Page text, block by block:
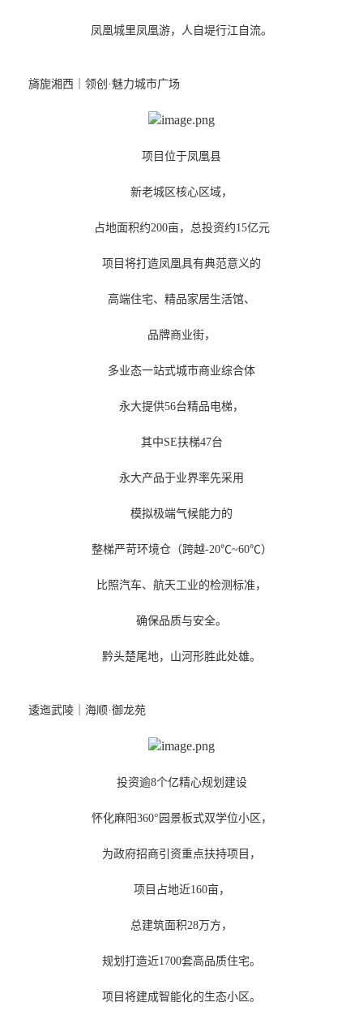
凤凰城里凤凰游，人自堤行江自流。
旖旎湘西｜领创·魅力城市广场
项目位于凤凰县
新老城区核心区域，
占地面积约200亩，总投资约15亿元
项目将打造凤凰具有典范意义的
高端住宅、精品家居生活馆、
品牌商业街，
多业态一站式城市商业综合体
永大提供56台精品电梯，
其中SE扶梯47台
永大产品于业界率先采用
模拟极端气候能力的
整梯严苛环境仓（跨越-20℃~60℃）
比照汽车、航天工业的检测标准，
确保品质与安全。
黔头楚尾地，山河形胜此处雄。
逶迤武陵｜海顺·御龙苑
投资逾8个亿精心规划建设
怀化麻阳360°园景板式双学位小区，
为政府招商引资重点扶持项目，
项目占地近160亩，
总建筑面积28万方，
规划打造近1700套高品质住宅。
项目将建成智能化的生态小区。